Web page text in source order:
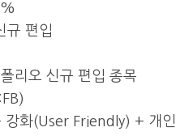
규 편입
리오 신규 편입 종목
강화(User Friendly) + 개